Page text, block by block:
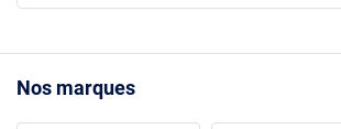
Nos marques